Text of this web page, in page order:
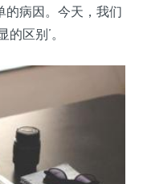
的病因。今天，我们
区别’。